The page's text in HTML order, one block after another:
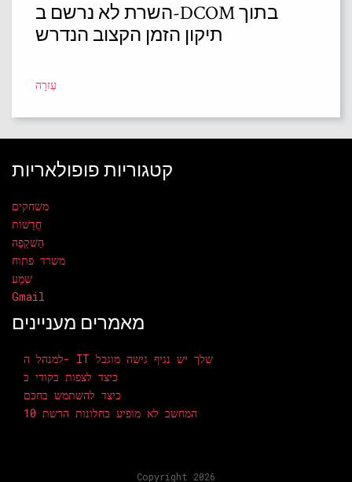
השרת לא נרשם ב-DCOM בתוך
תיקון הזמן הקצוב הנדרש
עֶזרָה
קטגוריות פופולאריות
משחקים
חֲדָשׁוֹת
הַשׁקָפָה
משרד פתוח
שֶׁמַע
Gmail
מאמרים מעניינים
למנהל ה- IT שלך יש נגיף גישה מוגבל
כיצד לצפות בקודי ב
כיצד להשתמש בחכם
המחשב לא מופיע בחלונות הרשת 10
Copyright 2026